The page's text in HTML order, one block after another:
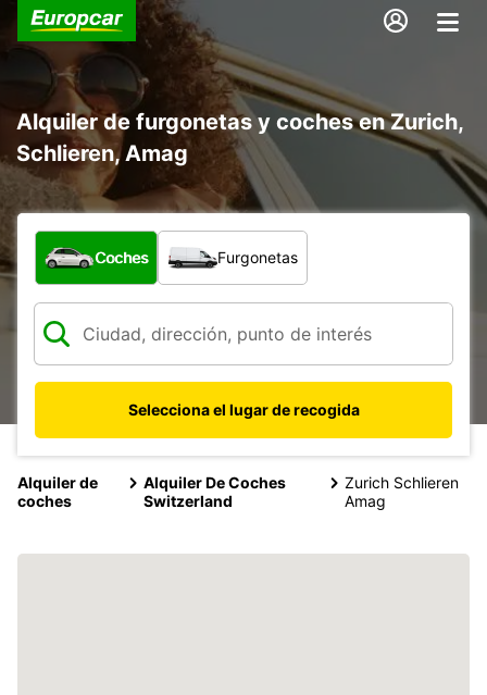
Alquiler de furgonetas y coches en Zurich,
Schlieren, Amag
¿Qué tipo de vehículo?
Coches Furgonetas
Selecciona el lugar de recogida
Alquiler de
coches
Alquiler De Coches
Switzerland
Zurich Schlieren
Amag